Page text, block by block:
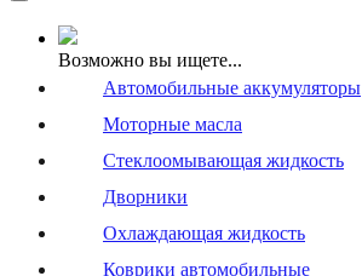
Возможно вы ищете...
Автомобильные аккумуляторы
Моторные масла
Стеклоомывающая жидкость
Дворники
Охлаждающая жидкость
Коврики автомобильные